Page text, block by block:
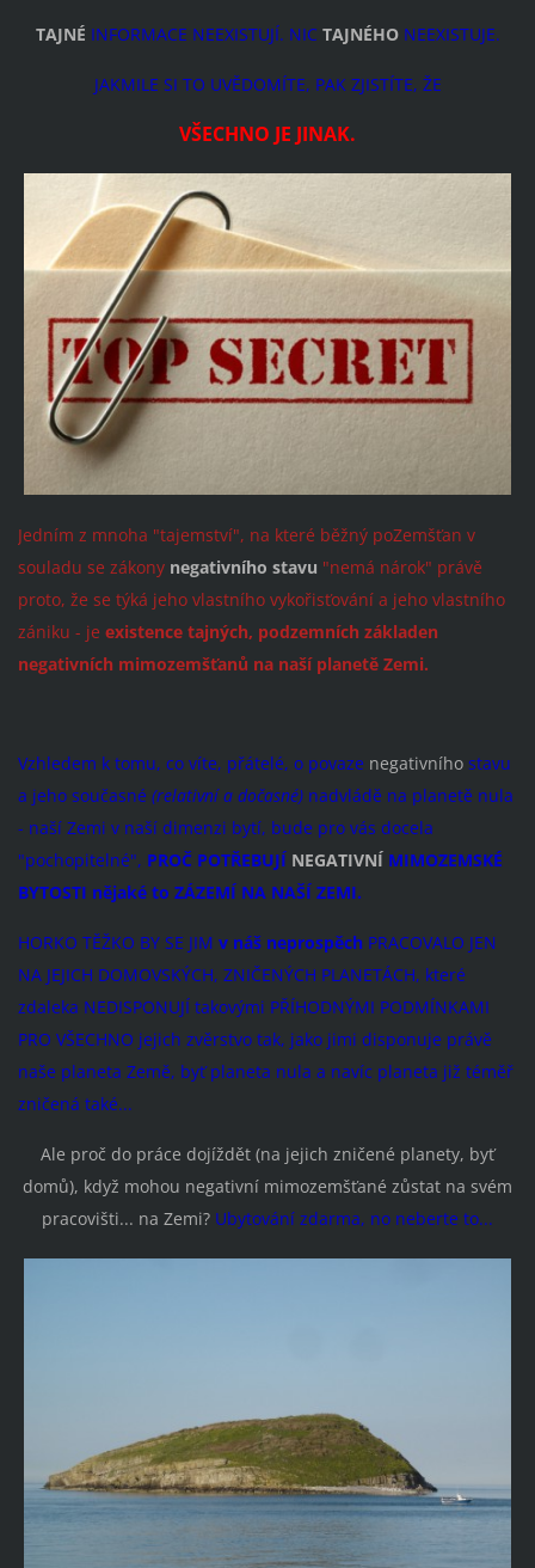
TAJNÉ INFORMACE NEEXISTUJÍ. NIC TAJNÉHONEEXISTUJE.
JAKMILE SI TO UVĚDOMÍTE, PAK ZJISTÍTE, ŽE
VŠECHNO JE JINAK.
Jedním z mnoha "tajemství", na které běžný poZemšťan v
souladu se zákony negativního stavu "nemá nárok" právě
proto, že se týká jeho vlastního vykořisťování a jeho vlastního
zániku - je existence tajných, podzemních základen
negativních mimozemšťanů na naší planetě Zemi.
Vzhledem k tomu, co víte, přátelé, o povaze negativníhostavu
a jeho současné (relativní a dočasné) nadvládě na planetě nula
- naší Zemi v naší dimenzi bytí, bude pro vás docela
"pochopitelné", PROČ POTŘEBUJÍNEGATIVNÍ MIMOZEMSKÉ
BYTOSTI nějaké to ZÁZEMÍ NA NAŠÍ ZEMI.
HORKO TĚŽKO BY SE JIM v náš neprospěch PRACOVALO JEN
NA JEJICH DOMOVSKÝCH, ZNIČENÝCH PLANETÁCH, které
zdaleka NEDISPONUJÍ takovými PŘÍHODNÝMI PODMÍNKAMI
PRO VŠECHNO jejich zvěrstvo tak, jako jimi disponuje právě
naše planeta Země, byť planeta nula a navíc planeta již téměř
zničená také...
Ale proč do práce dojíždět (na jejich zničené planety, byť
domů), když mohou negativní mimozemšťané zůstat na svém
pracovišti... na Zemi? Ubytování zdarma, no neberte to...